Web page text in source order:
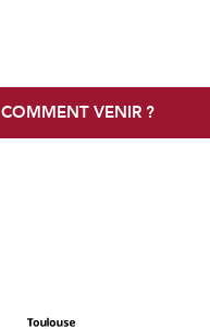
COMMENT VENIR ?